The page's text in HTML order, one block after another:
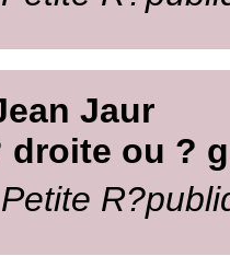
Jaur
droite ou ?